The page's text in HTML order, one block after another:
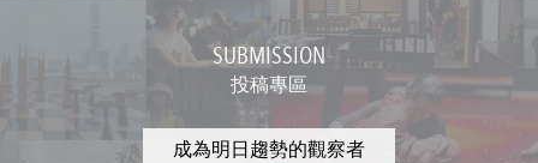
SUBMISSION
投稿專區
成為明日趨勢的觀察者